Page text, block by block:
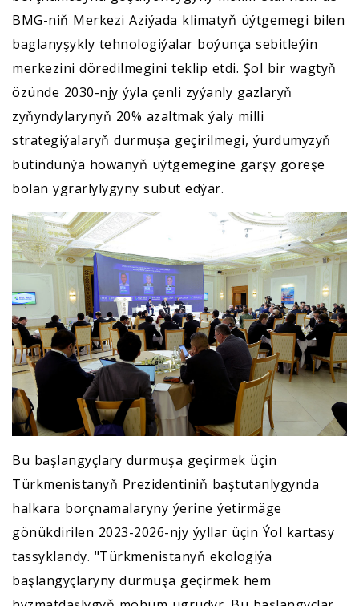
BMG-niň Merkezi Aziýada klimatyň üýtgemegi bilen
baglanyşykly tehnologiýalar boýunça sebitleýin
merkezini döredilmegini teklip etdi. Şol bir wagtyň
özünde 2030-njy ýyla çenli zyýanly gazlaryň
zyňyndylarynyň 20% azaltmak ýaly milli
strategiýalaryň durmuşa geçirilmegi, ýurdumyzyň
bütindünýä howanyň üýtgemegine garşy göreşe
bolan ygrarlylygyny subut edýär.
Bu başlangyçlary durmuşa geçirmek üçin
Türkmenistanyň Prezidentiniň baştutanlygynda
halkara borçnamalaryny ýerine ýetirmäge
gönükdirilen 2023-2026-njy ýyllar üçin Ýol kartasy
tassyklandy. "Türkmenistanyň ekologiýa
başlangyçlaryny durmuşa geçirmek hem